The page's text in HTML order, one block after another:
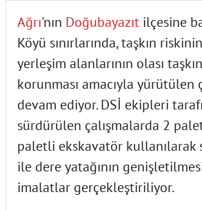
Ağrı'nın Doğubayazıt ilçesine
Köyü sınırlarında, taşkın
yerleşim alanlarının olası
korunması amacıyla yürütülen
devam ediyor. DSİ ekipleri
sürdürülen çalışmalarda 2
paletli ekskavatör kullanılarak
ile dere yatağının
imalatlar gerçekleştiriliyor.